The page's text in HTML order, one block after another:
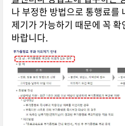
나 부정한 방법으로 통행료를
제기가 가능하기 때문에 꼭
바랍니다.